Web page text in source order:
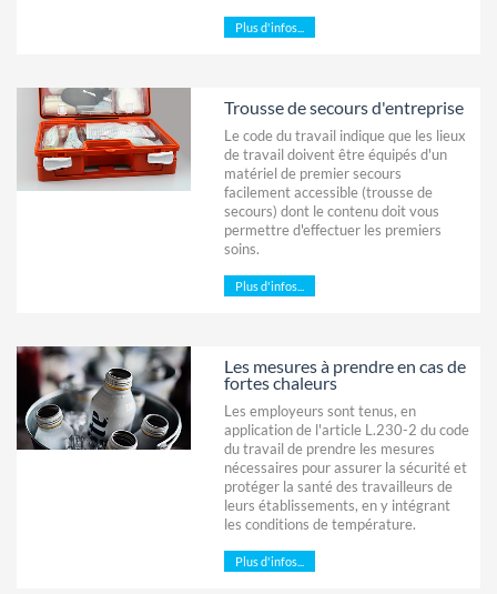
Plus d'infos...
Trousse de secours d'entreprise
Le code du travail indique que les lieux
de travail doivent être équipés d'un
matériel de premier secours
facilement accessible (trousse de
secours) dont le contenu doit vous
permettre d'effectuer les premiers
soins.
Plus d'infos...
Les mesures à prendre en cas de
fortes chaleurs
Les employeurs sont tenus, en
application de l'article L.230-2 du code
du travail de prendre les mesures
nécessaires pour assurer la sécurité et
protéger la santé des travailleurs de
leurs établissements, en y intégrant
les conditions de température.
Plus d'infos...